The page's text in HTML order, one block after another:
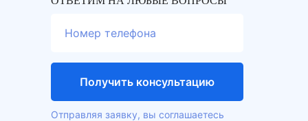
Отправляя заявку, вы соглашаетесь